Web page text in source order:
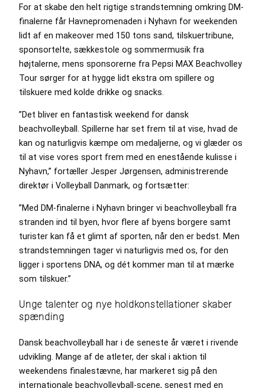
For at skabe den helt rigtige strandstemning omkring DM-
finalerne får Havnepromenaden i Nyhavn for weekenden
lidt af en makeover med 150 tons sand, tilskuertribune,
sponsortelte, sækkestole og sommermusik fra
højtalerne, mens sponsorerne fra Pepsi MAX Beachvolley
Tour sørger for at hygge lidt ekstra om spillere og
tilskuere med kolde drikke og snacks.
”Det bliver en fantastisk weekend for dansk
beachvolleyball. Spillerne har set frem til at vise, hvad de
kan og naturligvis kæmpe om medaljerne, og vi glæder os
til at vise vores sport frem med en enestående kulisse i
Nyhavn,” fortæller Jesper Jørgensen, administrerende
direktør i Volleyball Danmark, og fortsætter:
”Med DM-finalerne i Nyhavn bringer vi beachvolleyball fra
stranden ind til byen, hvor flere af byens borgere samt
turister kan få et glimt af sporten, når den er bedst. Men
strandstemningen tager vi naturligvis med os, for den
ligger i sportens DNA, og dét kommer man til at mærke
som tilskuer.”
Unge talenter og nye holdkonstellationer skaber
spænding
Dansk beachvolleyball har i de seneste år været i rivende
udvikling. Mange af de atleter, der skal i aktion til
weekendens finalestævne, har markeret sig på den
internationale beachvolleyball-scene, senest med en